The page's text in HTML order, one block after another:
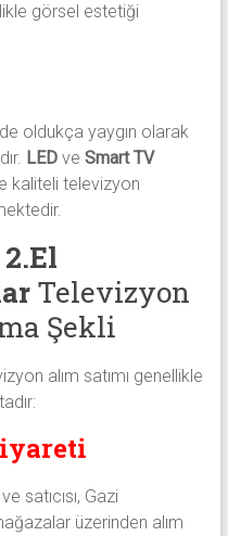
görsel estetiği
oldukça yaygın olarak
LEDve Smart TV
kaliteli televizyon
Televizyon
Şekli
alım satımı genellikle
satıcısı, Gazi
üzerinden alım